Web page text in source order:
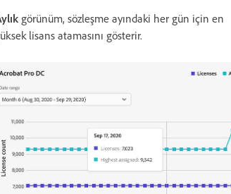
görünüm, sözleşme ayındaki her gün için en
lisans atamasını gösterir.